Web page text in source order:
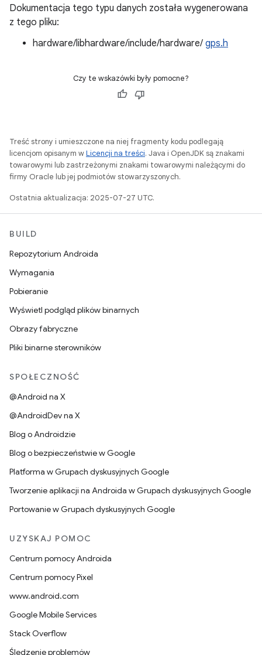
Dokumentacja tego typu danych została wygenerowana
z tego pliku:
hardware/libhardware/include/hardware/ gps.h
Czy te wskazówki były pomocne?
Treść strony i umieszczone na niej fragmenty kodu podlegają
licencjom opisanym wLicencji na treści. Java i OpenJDK są znakami
towarowymi lub zastrzeżonymi znakami towarowymi należącymi do
firmy Oracle lub jej podmiotów stowarzyszonych.
Ostatnia aktualizacja: 2025-07-27 UTC.
BUILD
Repozytorium Androida
Wymagania
Pobieranie
Wyświetl podgląd plików binarnych
Obrazy fabryczne
Pliki binarne sterowników
SPOŁECZNOŚĆ
@Android na X
@AndroidDev na X
Blog o Androidzie
Blog o bezpieczeństwie w Google
Platforma w Grupach dyskusyjnych Google
Tworzenie aplikacji na Androida w Grupach dyskusyjnych Google
Portowanie w Grupach dyskusyjnych Google
UZYSKAJ POMOC
Centrum pomocy Androida
Centrum pomocy Pixel
www.android.com
Google Mobile Services
Stack Overflow
Śledzenie problemów